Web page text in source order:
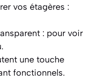
vos étagères :
: pour voir
une touche
fonctionnels.